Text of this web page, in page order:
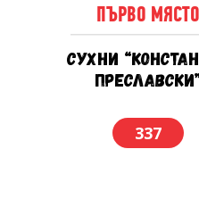
ПЪРВО МЯСТО
СУХНИ
337